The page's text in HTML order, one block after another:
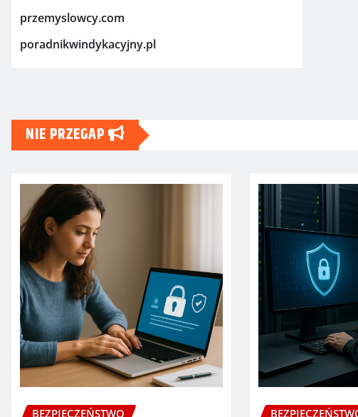
przemyslowcy.com
poradnikwindykacyjny.pl
NIE PRZEGAP
BEZPIECZEŃSTWO